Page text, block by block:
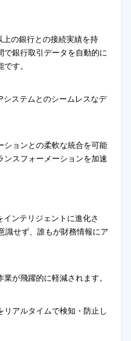
の銀行との接続実績を持
で銀行取引データを自動的に
す。
ステムとのシームレスなデ
ションとの柔軟な統合を可能
ンスフォーメーションを加速
ンテリジェントに進化さ
せず、誰もが財務情報にア
が飛躍的に軽減されます。
アルタイムで検知・防止し